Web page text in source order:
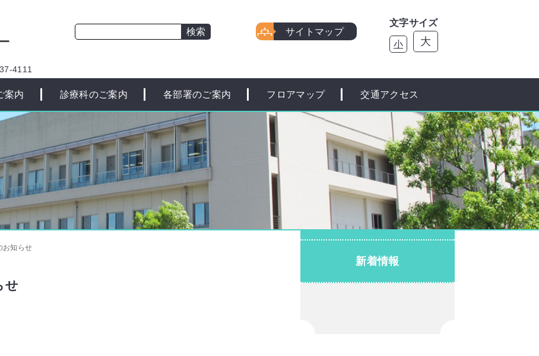
4111
サイトマップ
文字サイズ
小 大
案内 診療科のご案内 各部署のご案内 フロアマップ 交通アクセス
お知らせ
せ
新着情報